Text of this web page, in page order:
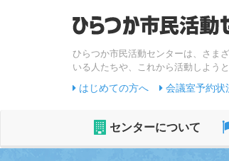
ひらつか市民活動センターは、さま
いる人たちや、これから活動しよう
はじめての方へ 会議室予約状
センターについて